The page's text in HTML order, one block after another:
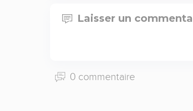
Laisser un
0 commentaire